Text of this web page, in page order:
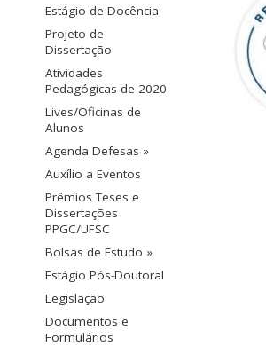
Estágio de Docência
Projeto de
Dissertação
Atividades
Pedagógicas de 2020
Lives/Oficinas de
Alunos
Agenda Defesas »
Auxílio a Eventos
Prêmios Teses e
Dissertações
PPGC/UFSC
Bolsas de Estudo »
Estágio Pós-Doutoral
Legislação
Documentos e
Formulários